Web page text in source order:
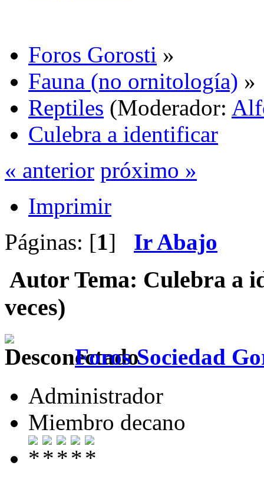
Foros Gorosti »
Fauna (no ornitología) »
Reptiles (Moderador:
Culebra a identificar
« anterior próximo »
Imprimir
Páginas: [1] Ir Abajo
Autor Tema: Culebra a
veces)
Foros Sociedad
Administrador
Miembro decano